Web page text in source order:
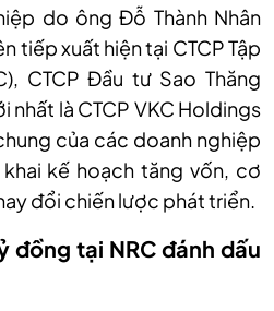
do ông Đỗ Thành Nhân
tiếp xuất hiện tại CTCP Tập
CTCP Đầu tư Sao Thăng
nhất là CTCP VKC Holdings
của các doanh nghiệp
kế hoạch tăng vốn, cơ
đổi chiến lược phát triển.
tại NRC đánh dấu